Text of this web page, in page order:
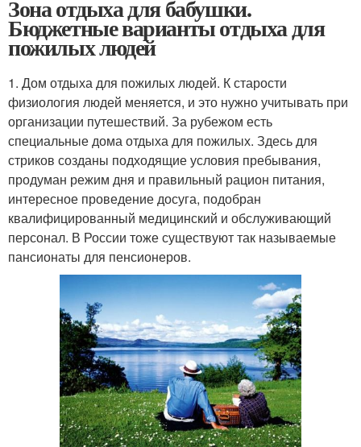
Зона отдыха для бабушки.
Бюджетные варианты отдыха для
пожилых людей
1. Дом отдыха для пожилых людей. К старости
физиология людей меняется, и это нужно учитывать при
организации путешествий. За рубежом есть
специальные дома отдыха для пожилых. Здесь для
стриков созданы подходящие условия пребывания,
продуман режим дня и правильный рацион питания,
интересное проведение досуга, подобран
квалифицированный медицинский и обслуживающий
персонал. В России тоже существуют так называемые
пансионаты для пенсионеров.